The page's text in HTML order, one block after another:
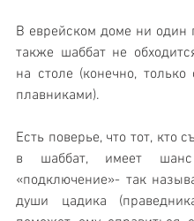
В еврейском доме ни один
также шаббат не
на столе (конечно,
плавниками).
Есть поверье, что тот, кто
в шаббат, имеет шанс
«подключение»- так
души цадика